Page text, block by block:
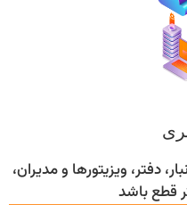
دفتر، ویزیتورها و مدیران،
قطع باشد